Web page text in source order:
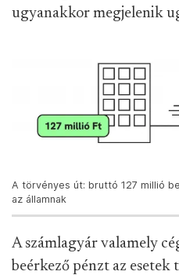
ugyanakkor megjelenik
A törvényes út: bruttó 127 millió
az államnak
A számlagyár valamely
beérkező pénzt az